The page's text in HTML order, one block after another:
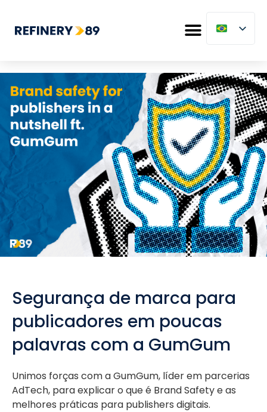
Segurança de marca para
publicadores em poucas
palavras com a GumGum
Unimos forças com a GumGum, líder em parcerias
AdTech, para explicar o que é Brand Safety e as
melhores práticas para publishers digitais.